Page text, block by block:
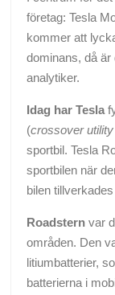
företag: Tesla
kommer att
dominans, då är
analytiker.
Idag har Tesla
(crossover
sportbil. Tesla
sportbilen när
bilen
Roadstern var
områden. Den
litiumbatterier,
batterierna i